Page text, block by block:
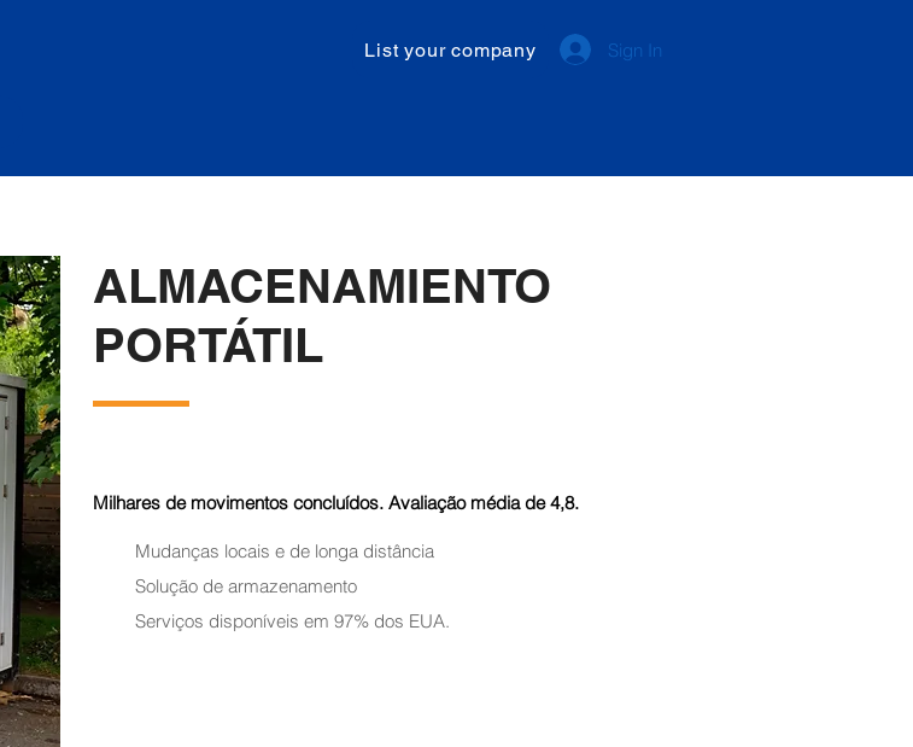
List your company Sign In
ALMACENAMIENTO
PORTÁTIL
Milhares de movimentos concluídos. Avaliação média de 4,8.
Mudanças locais e de longa distância
Solução de armazenamento
Serviços disponíveis em 97% dos EUA.